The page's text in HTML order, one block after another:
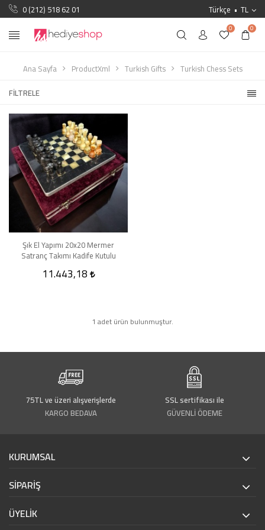
0 (212) 518 62 01 Türkçe TL
0 0
Ana Sayfa ProductXml Turkish Gifts
Turkish Chess Sets
FILTRELE
Şık El Yapımı 20x20 Mermer
Satranç Takımı Kadife Kutulu
11.443,18
1 adet ürün bulunmuştur.
75TL ve üzeri alışverişlerde
KARGO BEDAVA
SSL sertifikası ile
GÜVENLİ ÖDEME
KURUMSAL
SİPARİŞ
ÜYELİK